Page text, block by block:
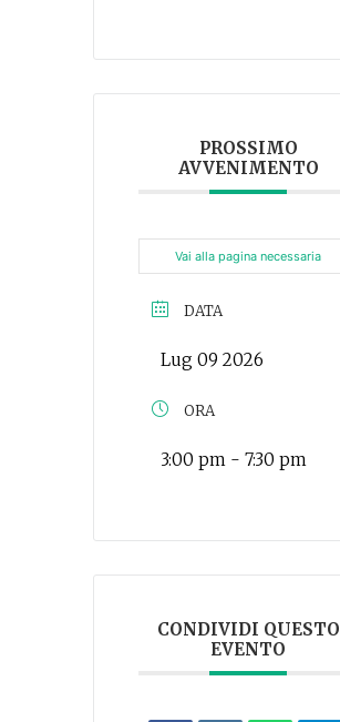
PROSSIMO
AVVENIMENTO
Vai alla pagina necessaria
DATA
Lug 09 2026
ORA
3:00 pm - 7:30 pm
CONDIVIDI QUESTO
EVENTO